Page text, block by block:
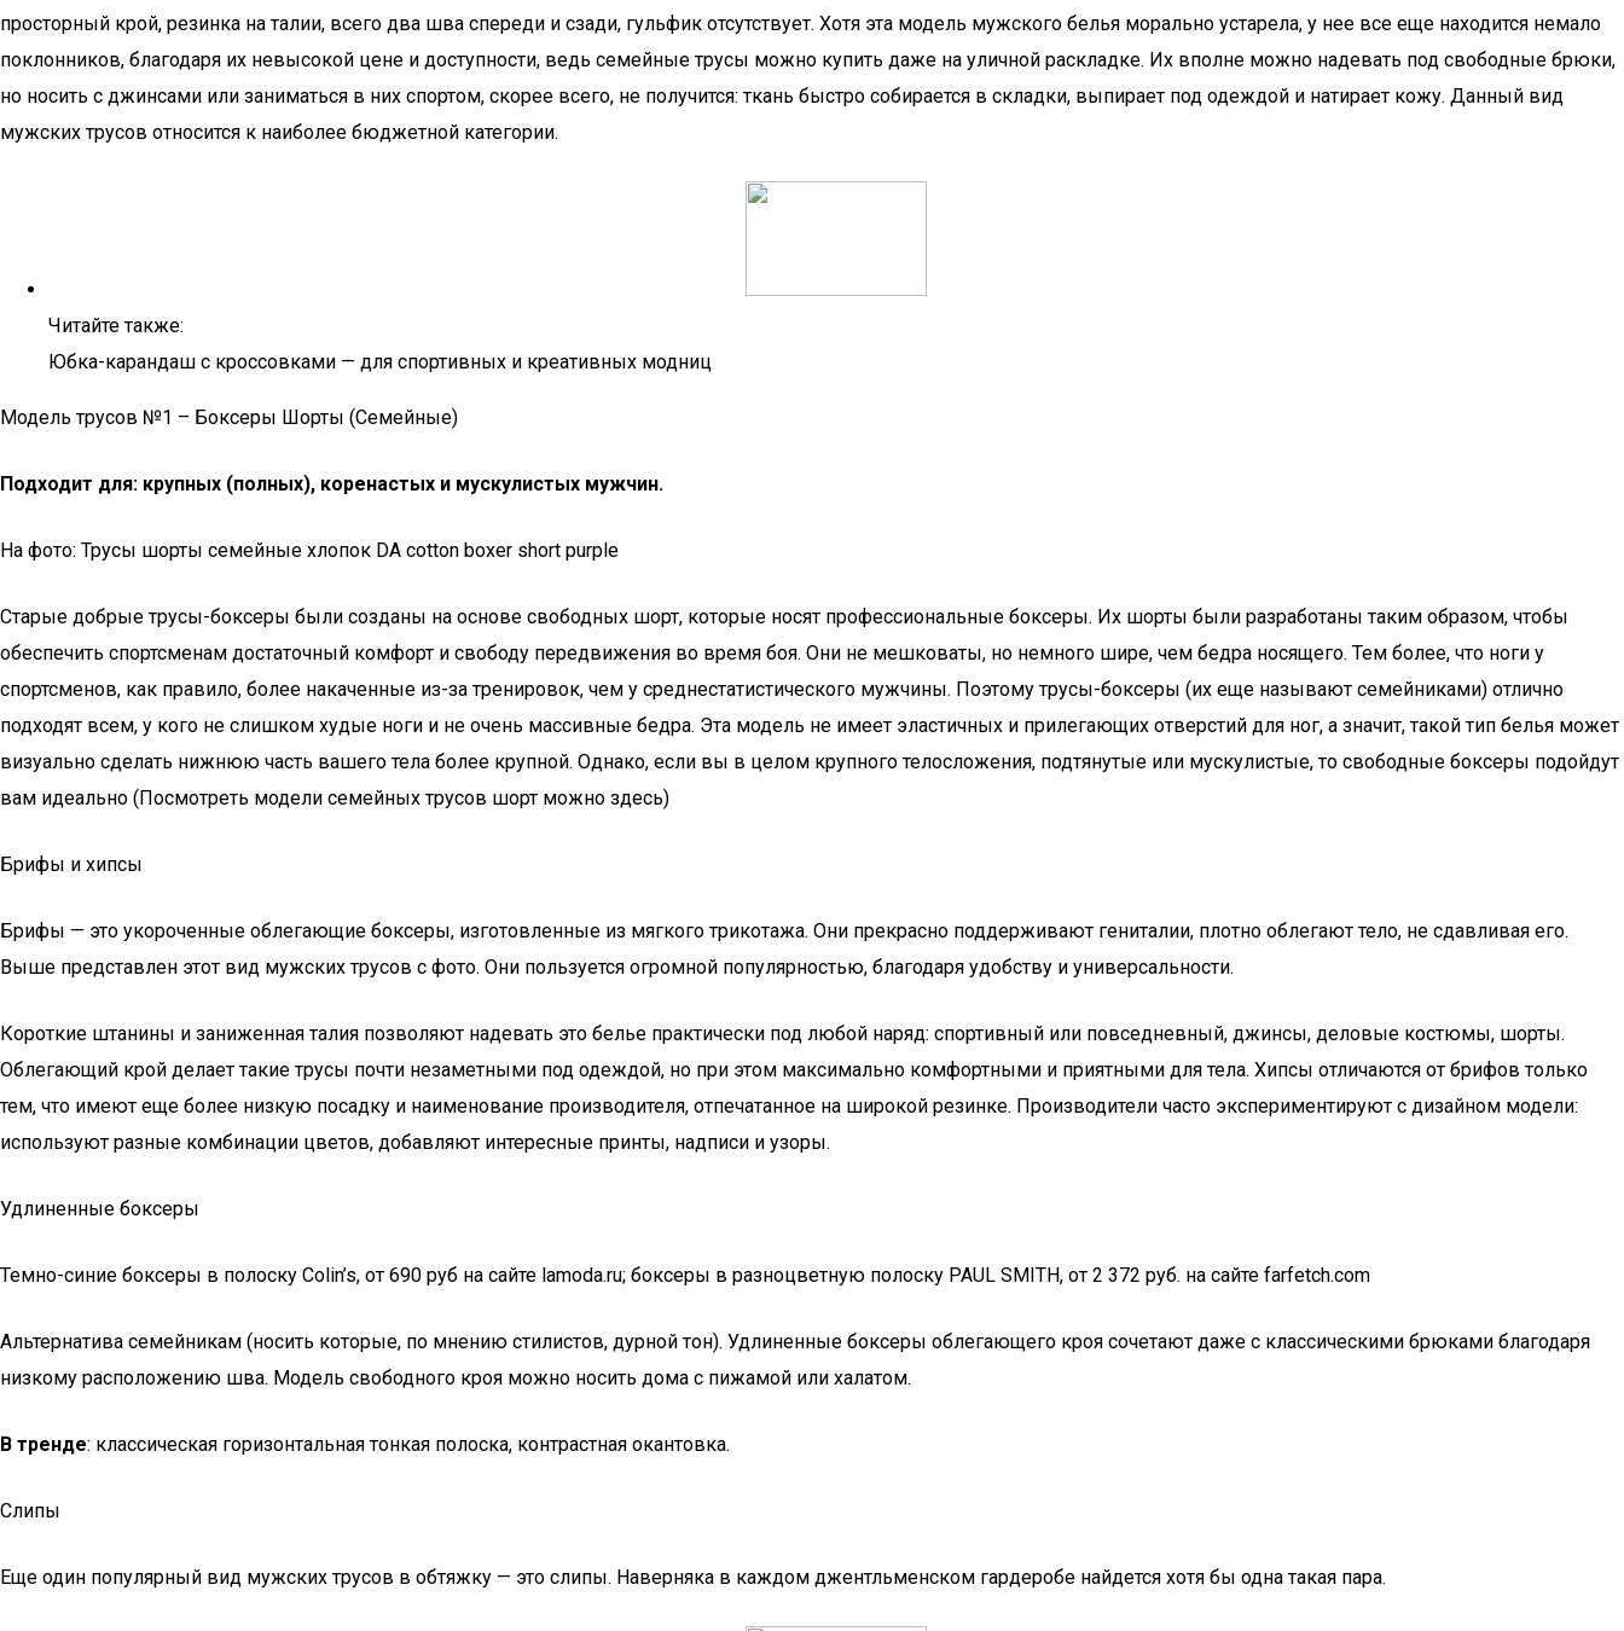
просторный крой, резинка на талии, всего два шва спереди и сзади, гульфик отсутствует. Хотя эта модель мужского белья морально устарела, у нее все еще находится немало
поклонников, благодаря их невысокой цене и доступности, ведь семейные трусы можно купить даже на уличной раскладке. Их вполне можно надевать под свободные брюки,
но носить с джинсами или заниматься в них спортом, скорее всего, не получится: ткань быстро собирается в складки, выпирает под одеждой и натирает кожу. Данный вид
мужских трусов относится к наиболее бюджетной категории.
Читайте также:
Юбка-карандаш с кроссовками — для спортивных и креативных модниц
Модель трусов №1 – Боксеры Шорты (Семейные)
Подходит для: крупных (полных), коренастых и мускулистых мужчин.
На фото: Трусы шорты семейные хлопок DA cotton boxer short purple
Старые добрые трусы-боксеры были созданы на основе свободных шорт, которые носят профессиональные боксеры. Их шорты были разработаны таким образом, чтобы
обеспечить спортсменам достаточный комфорт и свободу передвижения во время боя. Они не мешковаты, но немного шире, чем бедра носящего. Тем более, что ноги у
спортсменов, как правило, более накаченные из-за тренировок, чем у среднестатистического мужчины. Поэтому трусы-боксеры (их еще называют семейниками) отлично
подходят всем, у кого не слишком худые ноги и не очень массивные бедра. Эта модель не имеет эластичных и прилегающих отверстий для ног, а значит, такой тип белья может
визуально сделать нижнюю часть вашего тела более крупной. Однако, если вы в целом крупного телосложения, подтянутые или мускулистые, то свободные боксеры подойдут
вам идеально (Посмотреть модели семейных трусов шорт можно здесь)
Брифы и хипсы
Брифы — это укороченные облегающие боксеры, изготовленные из мягкого трикотажа. Они прекрасно поддерживают гениталии, плотно облегают тело, не сдавливая его.
Выше представлен этот вид мужских трусов с фото. Они пользуется огромной популярностью, благодаря удобству и универсальности.
Короткие штанины и заниженная талия позволяют надевать это белье практически под любой наряд: спортивный или повседневный, джинсы, деловые костюмы, шорты.
Облегающий крой делает такие трусы почти незаметными под одеждой, но при этом максимально комфортными и приятными для тела. Хипсы отличаются от брифов только
тем, что имеют еще более низкую посадку и наименование производителя, отпечатанное на широкой резинке. Производители часто экспериментируют с дизайном модели:
используют разные комбинации цветов, добавляют интересные принты, надписи и узоры.
Удлиненные боксеры
Темно-синие боксеры в полоску Colin’s, от 690 руб ​на сайте lamoda.ru; боксеры в разноцветную полоску PAUL SMITH, от ​2 372 руб. на сайте farfetch.com
Альтернатива семейникам (носить которые, по мнению стилистов, дурной тон). Удлиненные боксеры облегающего кроя сочетают даже с классическими брюками благодаря
низкому расположению шва. Модель свободного кроя можно носить дома с пижамой или халатом.
В тренде: классическая горизонтальная тонкая полоска, контрастная окантовка.
Слипы
Еще один популярный вид мужских трусов в обтяжку — это слипы. Наверняка в каждом джентльменском гардеробе найдется хотя бы одна такая пара.